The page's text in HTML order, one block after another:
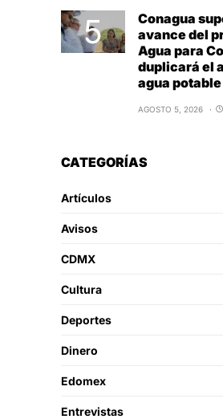
Conagua
avance del
Agua para
duplicará el
agua potable
AGOSTO 5, 2026
CATEGORÍAS
Artículos
Avisos
CDMX
Cultura
Deportes
Dinero
Edomex
Entrevistas